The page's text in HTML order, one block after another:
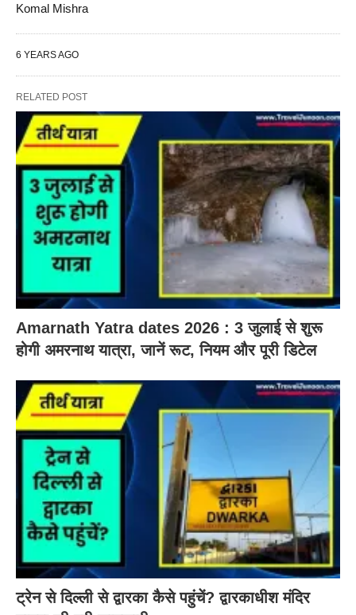
Komal Mishra
6 YEARS AGO
RELATED POST
Amarnath Yatra dates 2026 : 3 जुलाई से शुरू
होगी अमरनाथ यात्रा, जानें रूट, नियम और पूरी डिटेल
ट्रेन से दिल्ली से द्वारका कैसे पहुंचें? द्वारकाधीश मंदिर